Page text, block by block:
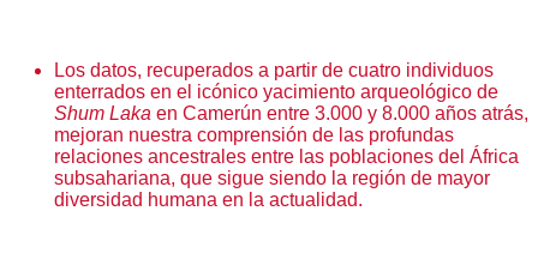
Los datos, recuperados a partir de cuatro individuos
enterrados en el icónico yacimiento arqueológico de
Shum Laka en Camerún entre 3.000 y 8.000 años atrás,
mejoran nuestra comprensión de las profundas
relaciones ancestrales entre las poblaciones del África
subsahariana, que sigue siendo la región de mayor
diversidad humana en la actualidad.